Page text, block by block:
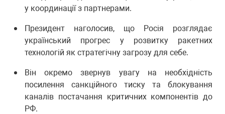
у координації з партнерами.
Президент наголосив, що Росія розглядає
український прогрес у розвитку ракетних
технологій як стратегічну загрозу для себе.
Він окремо звернув увагу на необхідність
посилення санкційного тиску та блокування
каналів постачання критичних компонентів до
РФ.